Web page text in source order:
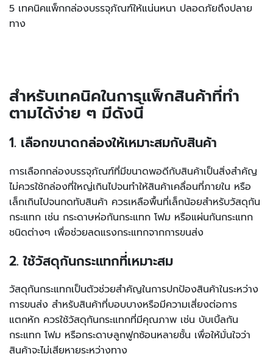
5 เทคนิคแพ็กกล่องบรรจุภัณฑ์ให้แน่นหนา ปลอดภัยถึงปลาย
ทาง
สำหรับเทคนิคในการแพ็กสินค้าที่ทำ
ตามได้ง่าย ๆ มีดังนี้
1. เลือกขนาดกล่องให้เหมาะสมกับสินค้า
การเลือกกล่องบรรจุภัณฑ์ที่มีขนาดพอดีกับสินค้าเป็นสิ่งสำคัญ
ไม่ควรใช้กล่องที่ใหญ่เกินไปจนทำให้สินค้าเคลื่อนที่ภายใน หรือ
เล็กเกินไปจนกดทับสินค้า ควรเหลือพื้นที่เล็กน้อยสำหรับวัสดุกัน
กระแทก เช่น กระดาษห่อกันกระแทก โฟม หรือแผ่นกันกระแทก
ชนิดต่างๆ เพื่อช่วยลดแรงกระแทกจากการขนส่ง
2. ใช้วัสดุกันกระแทกที่เหมาะสม
วัสดุกันกระแทกเป็นตัวช่วยสำคัญในการปกป้องสินค้าในระหว่าง
การขนส่ง สำหรับสินค้าที่บอบบางหรือมีความเสี่ยงต่อการ
แตกหัก ควรใช้วัสดุกันกระแทกที่มีคุณภาพ เช่น บับเบิ้ลกัน
กระแทก โฟม หรือกระดาษลูกฟูกซ้อนหลายชั้น เพื่อให้มั่นใจว่า
สินค้าจะไม่เสียหายระหว่างทาง